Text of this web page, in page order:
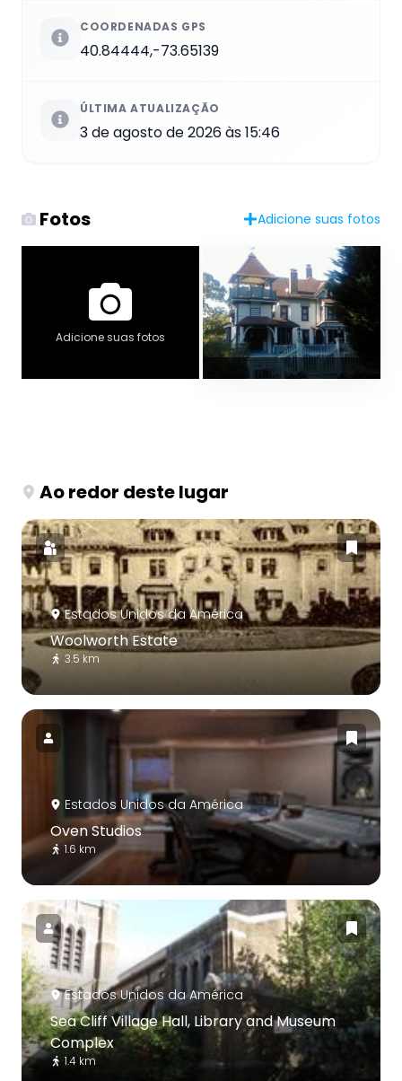
COORDENADAS GPS
40.84444,-73.65139
ÚLTIMA ATUALIZAÇÃO
3 de agosto de 2026 às 15:46
Fotos Adicione suas fotos
Adicione suas fotos
Ao redor deste lugar
Estados Unidos da América
Woolworth Estate
3.5 km
Estados Unidos da América
Oven Studios
1.6 km
Estados Unidos da América
Sea Cliff Village Hall, Library and Museum
Complex
1.4 km